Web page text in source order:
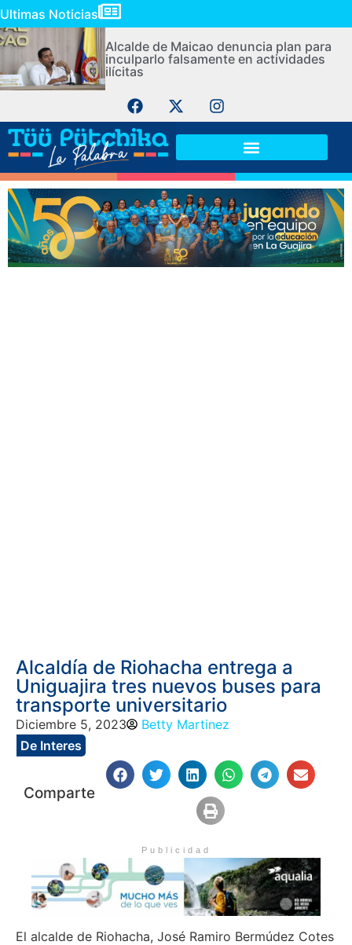
Ultimas Noticias
Alcalde de Maicao denuncia plan para
inculparlo falsamente en actividades
ilícitas
Alcaldía de Riohacha entrega a
Uniguajira tres nuevos buses para
transporte universitario
Diciembre 5, 2023
Betty Martinez
De Interes
Comparte
Publicidad
El alcalde de Riohacha, José Ramiro Bermúdez Cotes